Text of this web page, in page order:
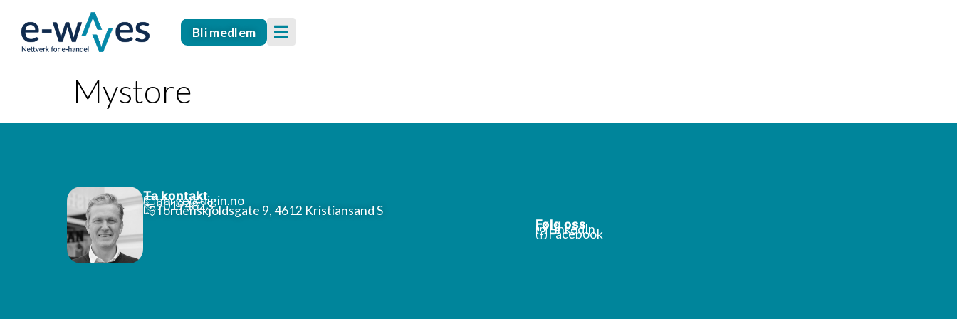
Bli medlem
Mystore
Ta kontakt
borge@digin.no
90194823
Tordenskjoldsgate 9, 4612 Kristiansand S
Følg oss
LinkedIn
Facebook